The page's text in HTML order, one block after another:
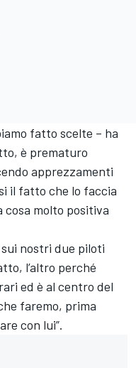
fatto scelte – ha
è prematuro
apprezzamenti
il fatto che lo faccia
cosa molto positiva
sui nostri due piloti
l’altro perché
ed è al centro del
faremo, prima
con lui”.